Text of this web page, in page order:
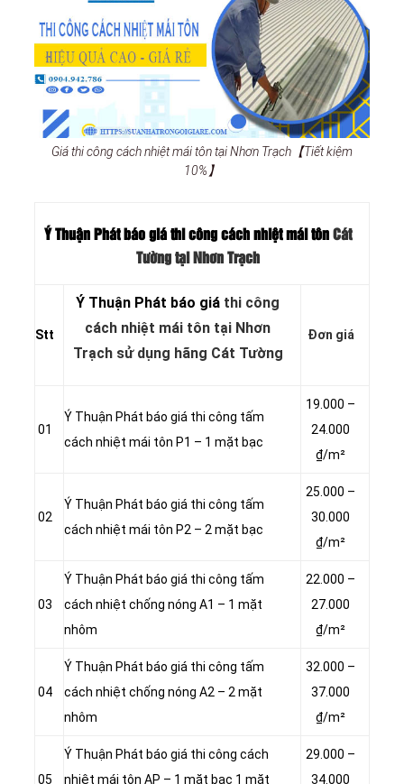
Giá thi công cách nhiệt mái tôn tại Nhơn Trạch【Tiết kiệm
10%】
Ý Thuận Phát báo giá thi công cách nhiệt mái tônCát
Tường tại Nhơn Trạch
Stt
Ý Thuận Phát báo giá thi công
cách nhiệt mái tôn tại Nhơn
Trạch sử dụng hãng Cát Tường
Đơn giá
01
Ý Thuận Phát báo giá thi công tấm
cách nhiệt mái tôn P1 – 1 mặt bạc
19.000 –
24.000
₫/m²
02
Ý Thuận Phát báo giá thi công tấm
cách nhiệt mái tôn P2 – 2 mặt bạc
25.000 –
30.000
₫/m²
03
Ý Thuận Phát báo giá thi công tấm
cách nhiệt chống nóng A1 – 1 mặt
nhôm
22.000 –
27.000
₫/m²
04
Ý Thuận Phát báo giá thi công tấm
cách nhiệt chống nóng A2 – 2 mặt
nhôm
32.000 –
37.000
₫/m²
05
Ý Thuận Phát báo giá thi công cách
nhiệt mái tôn AP – 1 mặt bạc 1 mặt
29.000 –
34.000